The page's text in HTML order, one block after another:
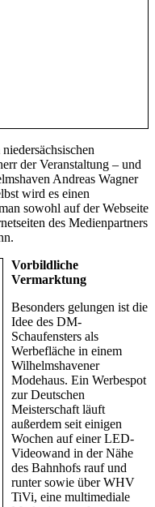
der Veranstaltung – und
Andreas Wagner
wird es einen
sowohl auf der Webseite
des Medienpartners
Vorbildliche
Vermarktung
Besonders gelungen ist die
Idee des DM-
Schaufensters als
Werbefläche in einem
Wilhelmshavener
Modehaus. Ein Werbespot
zur Deutschen
Meisterschaft läuft
außerdem seit einigen
Wochen auf einer LED-
Videowand in der Nähe
des Bahnhofs rauf und
runter sowie über WHV
TiVi, eine multimediale